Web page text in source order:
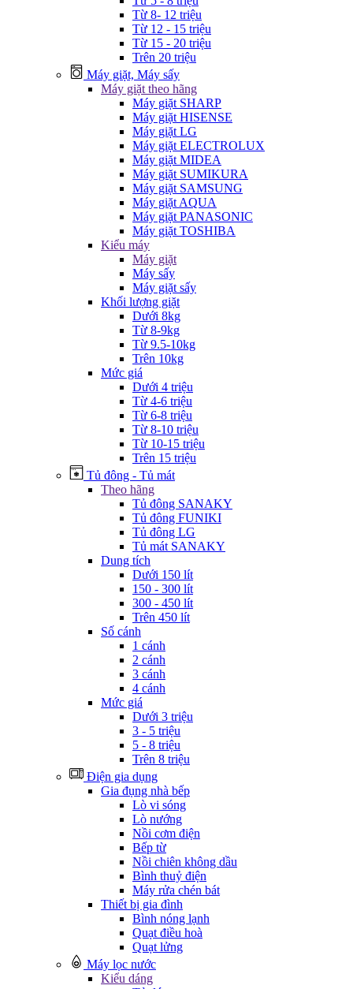
Từ 8- 12 triệu
Từ 12 - 15 triệu
Từ 15 - 20 triệu
Trên 20 triệu
Máy giặt, Máy sấy
Máy giặt theo hãng
Máy giặt SHARP
Máy giặt HISENSE
Máy giặt LG
Máy giặt ELECTROLUX
Máy giặt MIDEA
Máy giặt SUMIKURA
Máy giặt SAMSUNG
Máy giặt AQUA
Máy giặt PANASONIC
Máy giặt TOSHIBA
Kiểu máy
Máy giặt
Máy sấy
Máy giặt sấy
Khối lượng giặt
Dưới 8kg
Từ 8-9kg
Từ 9.5-10kg
Trên 10kg
Mức giá
Dưới 4 triệu
Từ 4-6 triệu
Từ 6-8 triệu
Từ 8-10 triệu
Từ 10-15 triệu
Trên 15 triệu
Tủ đông - Tủ mát
Theo hãng
Tủ đông SANAKY
Tủ đông FUNIKI
Tủ đông LG
Tủ mát SANAKY
Dung tích
Dưới 150 lít
150 - 300 lít
300 - 450 lít
Trên 450 lít
Số cánh
1 cánh
2 cánh
3 cánh
4 cánh
Mức giá
Dưới 3 triệu
3 - 5 triệu
5 - 8 triệu
Trên 8 triệu
Điện gia dụng
Gia đụng nhà bếp
Lò vi sóng
Lò nướng
Nồi cơm điện
Bếp từ
Nồi chiên không dầu
Bình thuỷ điện
Máy rửa chén bát
Thiết bị gia đình
Bình nóng lạnh
Quạt điều hoà
Quạt lửng
Máy lọc nước
Kiểu dáng